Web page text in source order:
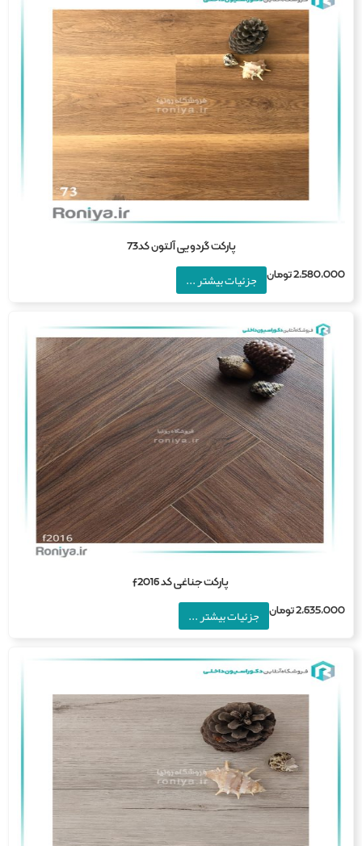
پارکت گردویی آلتون کد73
تومان جزئیات بیشتر ...
پارکت جناغی کد f2016
تومان جزئیات بیشتر ...